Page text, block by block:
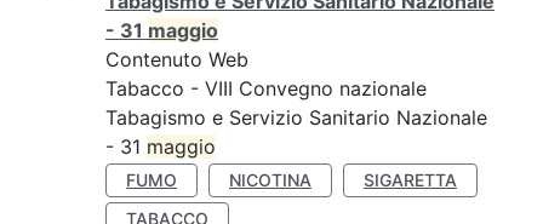
- 31 maggio
Contenuto Web
Tabacco - VIII Convegno nazionale
Tabagismo e Servizio Sanitario Nazionale
- 31 maggio
FUMO NICOTINA
SIGARETTA
TABACCO